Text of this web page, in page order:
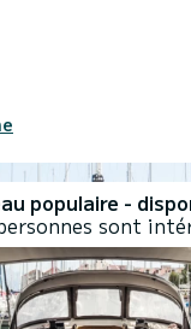
populaire -
sont